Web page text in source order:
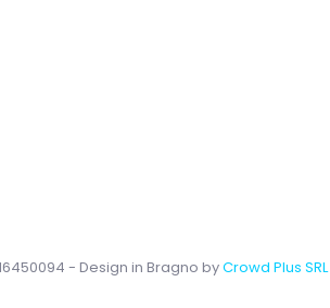
- Design in Bragno byCrowd Plus SRL